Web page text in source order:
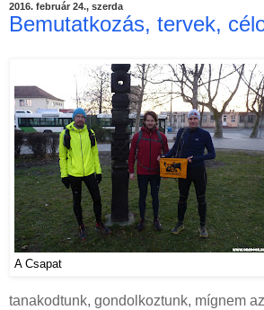
2016. február 24., szerda
Bemutatkozás, tervek,
A Csapat
tanakodtunk, gondolkoztunk, mígnem